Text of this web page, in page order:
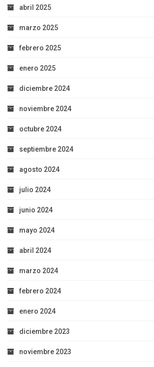
abril 2025
marzo 2025
febrero 2025
enero 2025
diciembre 2024
noviembre 2024
octubre 2024
septiembre 2024
agosto 2024
julio 2024
junio 2024
mayo 2024
abril 2024
marzo 2024
febrero 2024
enero 2024
diciembre 2023
noviembre 2023